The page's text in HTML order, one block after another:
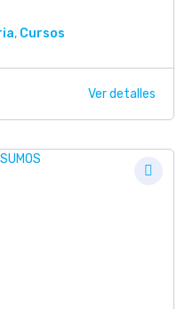
, Cursos
Ver detalles